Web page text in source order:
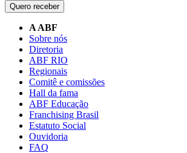
Quero receber
A ABF
Sobre nós
Diretoria
ABF RIO
Regionais
Comitê e comissões
Hall da fama
ABF Educação
Franchising Brasil
Estatuto Social
Ouvidoria
FAQ